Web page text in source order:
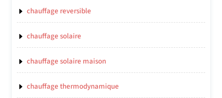
chauffage reversible
chauffage solaire
chauffage solaire maison
chauffage thermodynamique